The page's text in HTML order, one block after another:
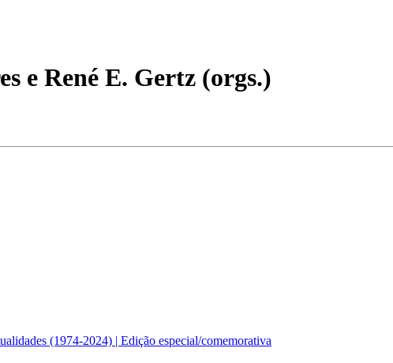
e René E. Gertz (orgs.)
(1974-2024) | Edição especial/comemorativa